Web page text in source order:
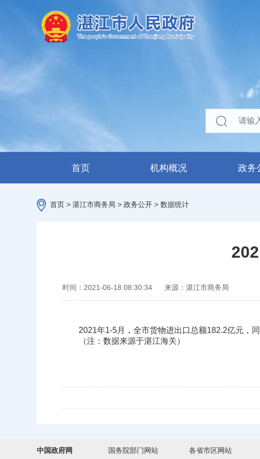
首页 机构概况 政务
首页 > 湛江市商务局 > 政务公开 > 数据统计
时间：2021-06-18 08:30:34 来源：湛江市商务局
2021年1-5月，全市货物进出口总额182.2亿元，同
（注：数据来源于湛江海关）
中国政府网 国务院部门网站 各省市区网站